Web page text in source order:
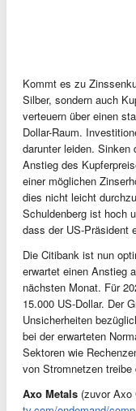
Kommt es zu
Silber, sondern auch
verteuern über einen
Dollar-Raum.
darunter leiden. Sinken
Anstieg des
einer möglichen
dies nicht leicht
Schuldenberg ist hoch
dass der US-Präsident
Die Citibank ist nun
erwartet einen Anstieg
nächsten Monat. Für
15.000 US-Dollar. Der
Unsicherheiten
bei der erwarteten
Sektoren wie
von Stromnetzen
Axo Metals (zuvor Axo